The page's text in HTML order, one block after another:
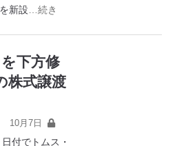
新設 …続き
下方修
株式譲渡
10月7日
付でトムス・